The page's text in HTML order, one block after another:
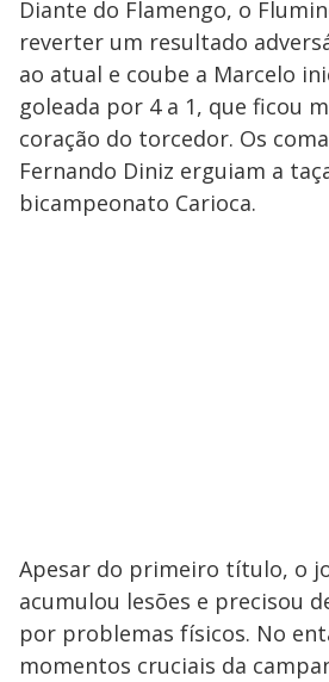
Diante do Flamengo, o
reverter um resultado
ao atual e coube a Marcelo
goleada por 4 a 1, que ficou
coração do torcedor. Os
Fernando Diniz erguiam a
bicampeonato Carioca.
Apesar do primeiro título, o
acumulou lesões e precisou
por problemas físicos. No
momentos cruciais da